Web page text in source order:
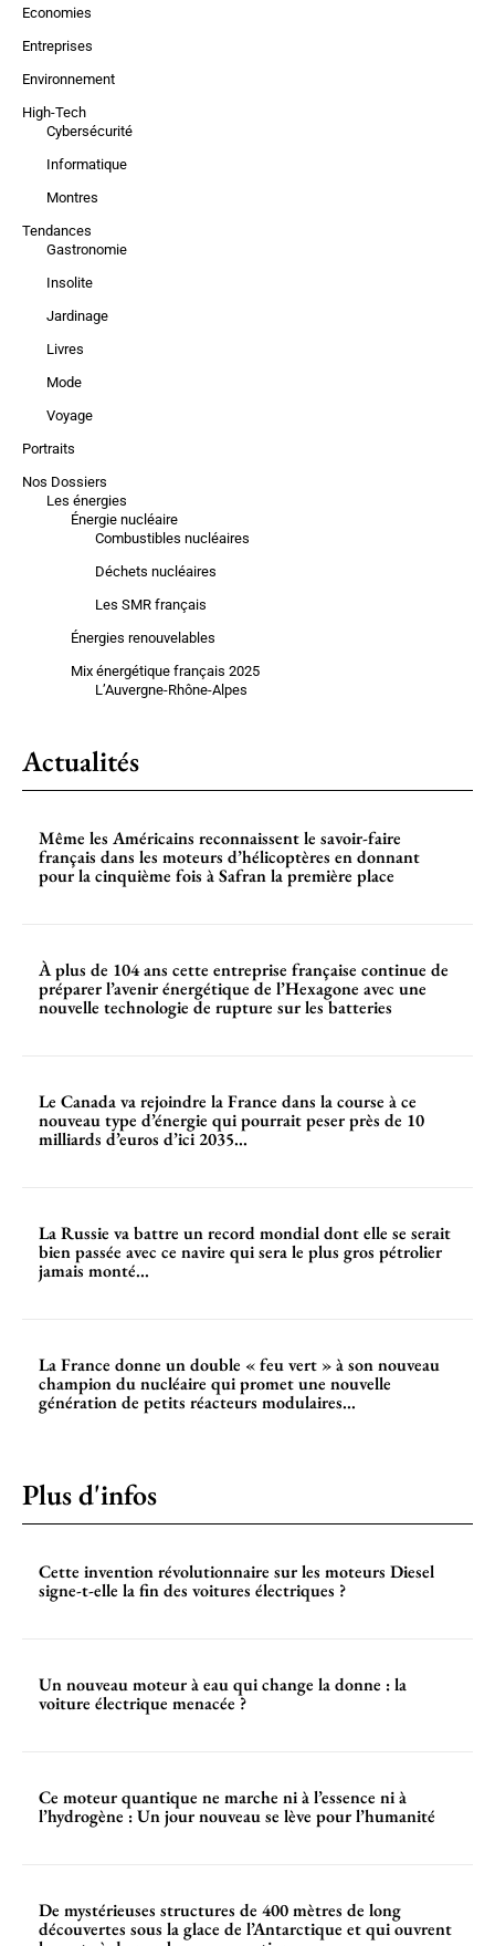
Economies
Entreprises
Environnement
High-Tech
Cybersécurité
Informatique
Montres
Tendances
Gastronomie
Insolite
Jardinage
Livres
Mode
Voyage
Portraits
Nos Dossiers
Les énergies
Énergie nucléaire
Combustibles nucléaires
Déchets nucléaires
Les SMR français
Énergies renouvelables
Mix énergétique français 2025
L’Auvergne-Rhône-Alpes
Actualités
Même les Américains reconnaissent le savoir-faire
français dans les moteurs d’hélicoptères en donnant
pour la cinquième fois à Safran la première place
À plus de 104 ans cette entreprise française continue de
préparer l’avenir énergétique de l’Hexagone avec une
nouvelle technologie de rupture sur les batteries
Le Canada va rejoindre la France dans la course à ce
nouveau type d’énergie qui pourrait peser près de 10
milliards d’euros d’ici 2035...
La Russie va battre un record mondial dont elle se serait
bien passée avec ce navire qui sera le plus gros pétrolier
jamais monté...
La France donne un double « feu vert » à son nouveau
champion du nucléaire qui promet une nouvelle
génération de petits réacteurs modulaires...
Plus d'infos
Cette invention révolutionnaire sur les moteurs Diesel
signe-t-elle la fin des voitures électriques ?
Un nouveau moteur à eau qui change la donne : la
voiture électrique menacée ?
Ce moteur quantique ne marche ni à l’essence ni à
l’hydrogène : Un jour nouveau se lève pour l’humanité
De mystérieuses structures de 400 mètres de long
découvertes sous la glace de l’Antarctique et qui ouvrent